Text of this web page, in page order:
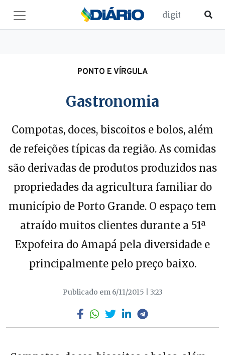
PONTO E VÍRGULA
Gastronomia
Compotas, doces, biscoitos e bolos, além
de refeições típicas da região. As comidas
são derivadas de produtos produzidos nas
propriedades da agricultura familiar do
município de Porto Grande. O espaço tem
atraído muitos clientes durante a 51ª
Expofeira do Amapá pela diversidade e
principalmente pelo preço baixo.
Publicado em 6/11/2015 | 3:23